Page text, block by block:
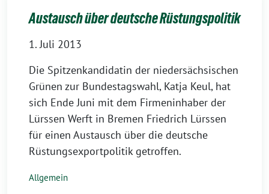
Austausch über deutsche Rüstungspolitik
1. Juli 2013
Die Spitzenkandidatin der niedersächsischen
Grünen zur Bundestagswahl, Katja Keul, hat
sich Ende Juni mit dem Firmeninhaber der
Lürssen Werft in Bremen Friedrich Lürssen
für einen Austausch über die deutsche
Rüstungsexportpolitik getroffen.
Allgemein